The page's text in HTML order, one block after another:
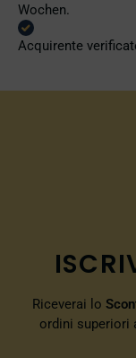
Wochen.
Acquirente
Riceverai lo
ordini superiori